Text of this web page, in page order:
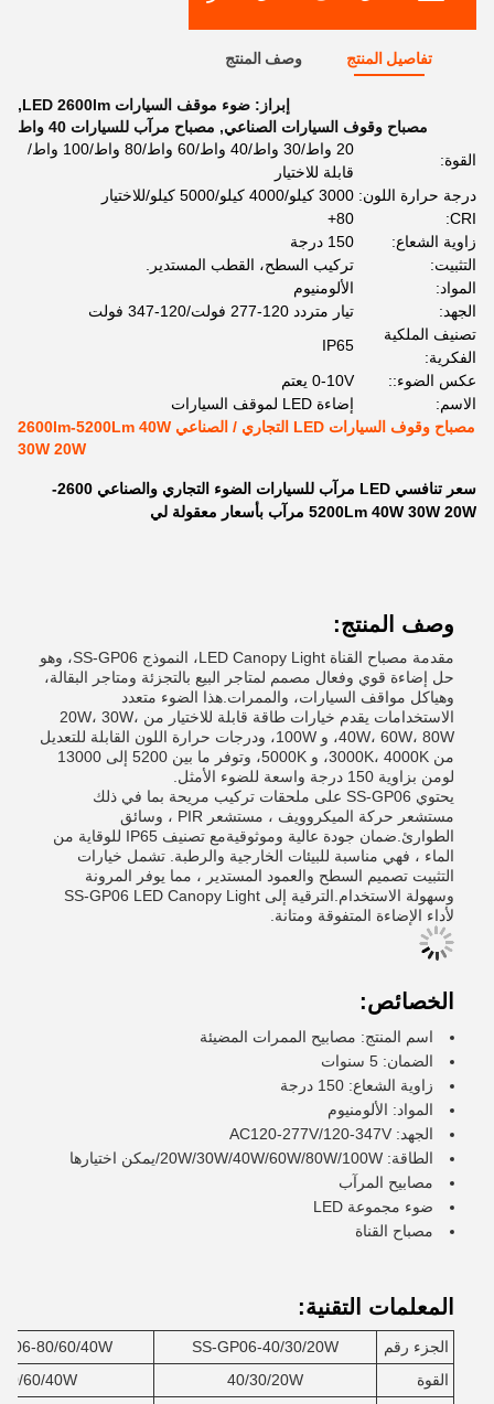
تفاصيل المنتج وصف المنتج
إبراز: ضوء موقف السيارات LED 2600lm
,
مصباح وقوف السيارات الصناعي, مصباح مرآب للسيارات 40 واط
القوة:
20 واط/30 واط/40 واط/60 واط/80 واط/100 واط/
قابلة للاختيار
درجة حرارة اللون: 3000 كيلو/4000 كيلو/5000 كيلو/للاختيار
CRI:
80+
زاوية الشعاع:
150 درجة
التثبيت:
تركيب السطح، القطب المستدير.
المواد:
الألومنيوم
الجهد:
تيار متردد 120-277 فولت/120-347 فولت
تصنيف الملكية
الفكرية:
IP65
عكس الضوء::
0-10V يعتم
الاسم:
إضاءة LED لموقف السيارات
مصباح وقوف السيارات LED التجاري / الصناعي 2600lm-5200Lm 40W
30W 20W
سعر تنافسي LED مرآب للسيارات الضوء التجاري والصناعي 2600-
5200Lm 40W 30W 20W مرآب بأسعار معقولة لي
وصف المنتج:
مقدمة مصباح القناة LED Canopy Light، النموذج SS-GP06، وهو
حل إضاءة قوي وفعال مصمم لمتاجر البيع بالتجزئة ومتاجر البقالة،
وهياكل مواقف السيارات، والممرات.هذا الضوء متعدد
الاستخدامات يقدم خيارات طاقة قابلة للاختيار من 20W، 30W،
40W، 60W، 80W، و 100W، ودرجات حرارة اللون القابلة للتعديل
من 3000K، 4000K، و 5000K، وتوفر ما بين 5200 إلى 13000
لومن بزاوية 150 درجة واسعة للضوء الأمثل.
يحتوي SS-GP06 على ملحقات تركيب مريحة بما في ذلك
مستشعر حركة الميكروويف ، مستشعر PIR ، وسائق
الطوارئ.ضمان جودة عالية وموثوقيةمع تصنيف IP65 للوقاية من
الماء ، فهي مناسبة للبيئات الخارجية والرطبة. تشمل خيارات
التثبيت تصميم السطح والعمود المستدير ، مما يوفر المرونة
وسهولة الاستخدام.الترقية إلى SS-GP06 LED Canopy Light
لأداء الإضاءة المتفوقة ومتانة.
الخصائص:
اسم المنتج: مصابيح الممرات المضيئة
الضمان: 5 سنوات
زاوية الشعاع: 150 درجة
المواد: الألومنيوم
الجهد: AC120-277V/120-347V
الطاقة: 20W/30W/40W/60W/80W/100W/يمكن اختيارها
مصابيح المرآب
ضوء مجموعة LED
مصباح القناة
المعلمات التقنية:
الجزء رقم SS-GP06-40/30/20W
80/60/40W
القوة
40/30/20W
80/60/40W